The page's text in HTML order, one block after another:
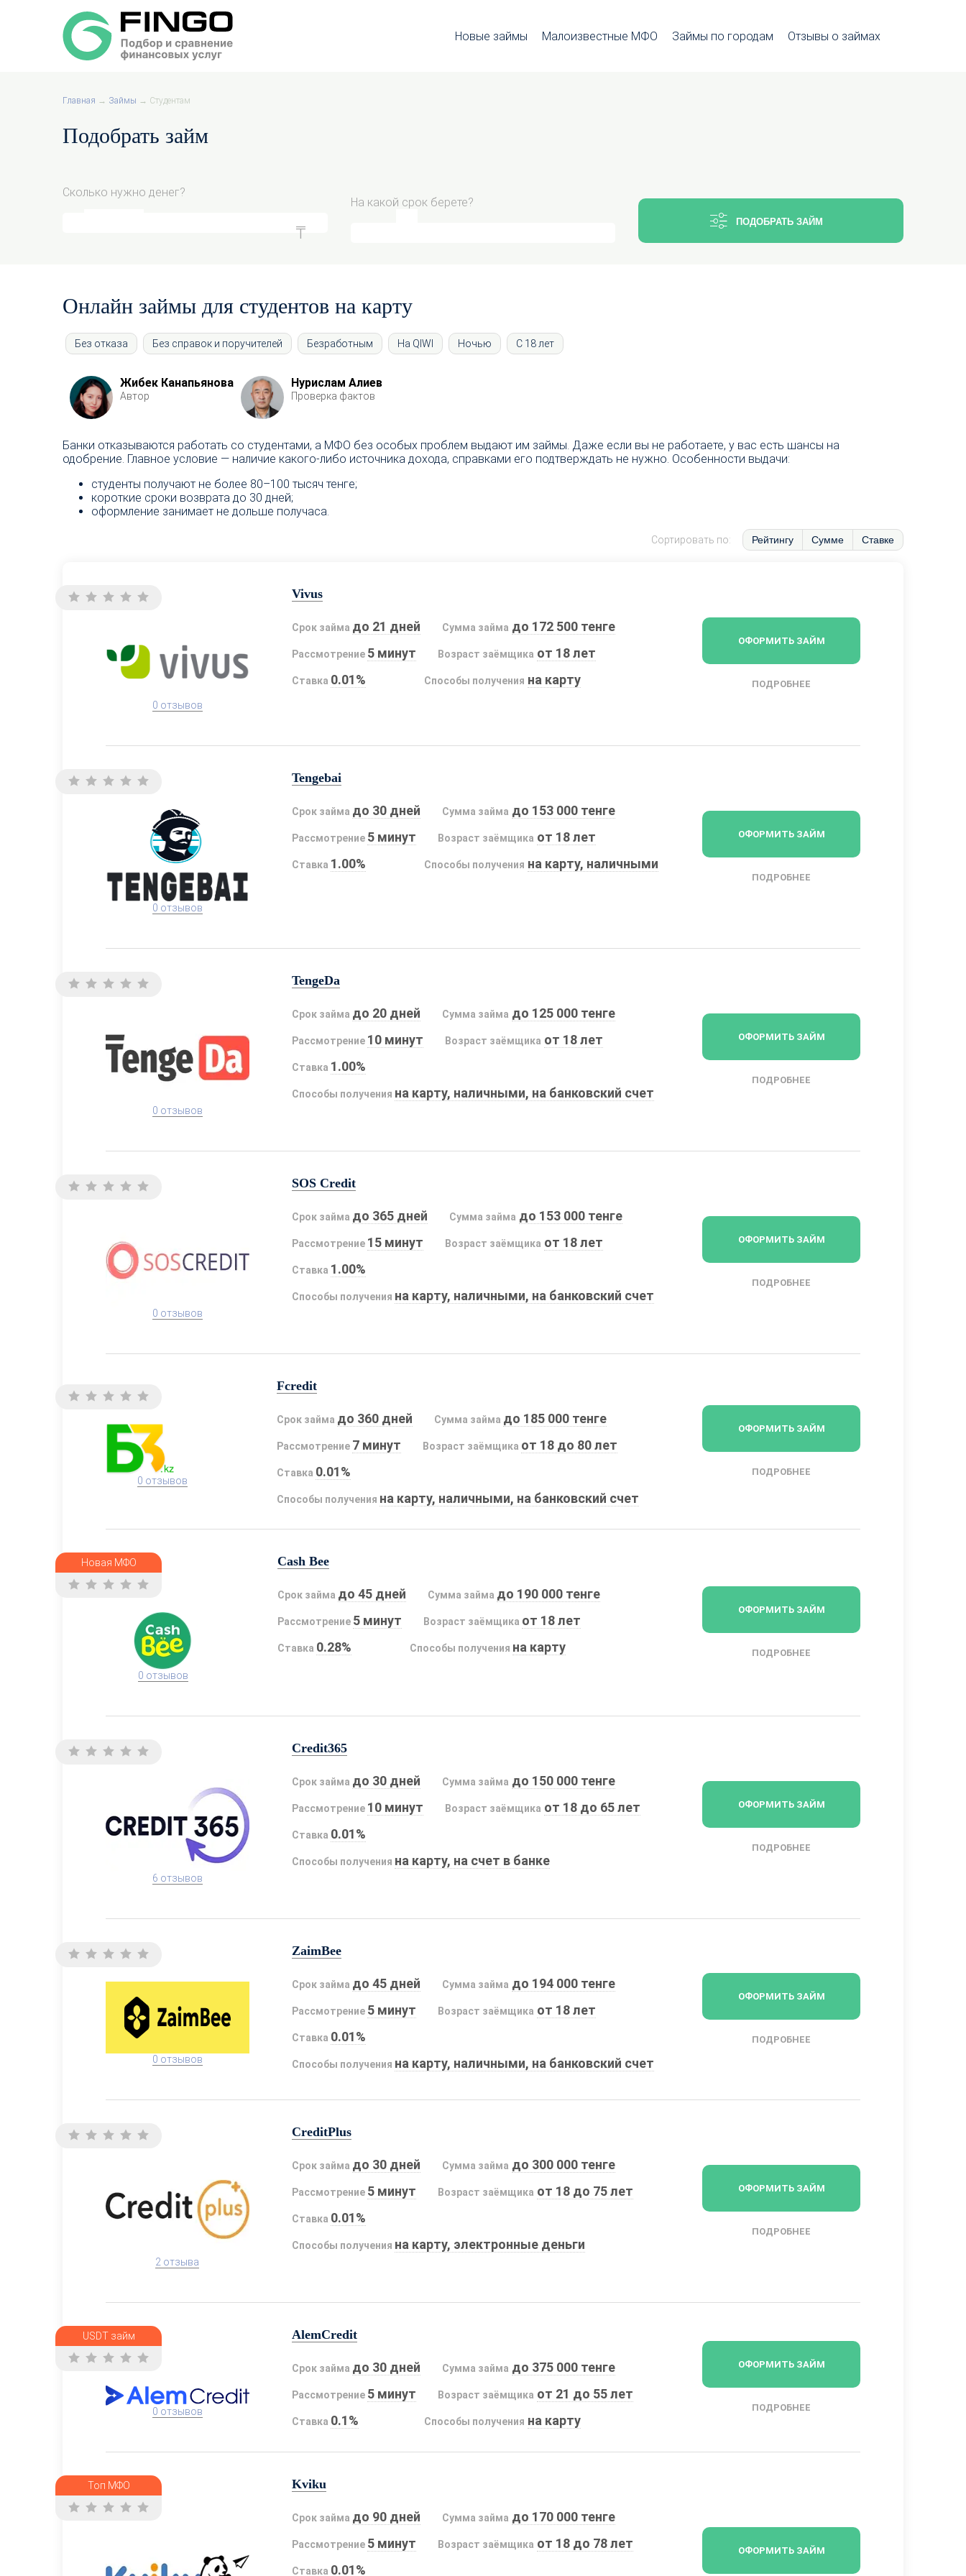
Новые займы Малоизвестные МФО Займы по городам Отзывы о займах
Главная → Займы → Студентам
Подобрать займ
Сколько нужно денег?
На какой срок берете?
ПОДОБРАТЬ ЗАЙМ
Онлайн займы для студентов на карту
Без отказа Без справок и поручителей Безработным На QIWI Ночью С 18 лет
Жибек Канапьянова
Автор
Нурислам Алиев
Проверка фактов
Банки отказываются работать со студентами, а МФО без особых проблем выдают им займы. Даже если вы не работаете, у вас есть шансы на
одобрение. Главное условие — наличие какого-либо источника дохода, справками его подтверждать не нужно. Особенности выдачи:
студенты получают не более 80–100 тысяч тенге;
короткие сроки возврата до 30 дней;
оформление занимает не дольше получаса.
Сортировать по: Рейтингу Сумме Ставке
0 отзывов
Vivus
Срок займа до 21 дней Сумма займа до 172 500 тенге
Рассмотрение 5 минут Возраст заёмщика от 18 лет
Ставка 0.01% Способы получения на карту
ОФОРМИТЬ ЗАЙМ
ПОДРОБНЕЕ
0 отзывов
Tengebai
Срок займа до 30 дней Сумма займа до 153 000 тенге
Рассмотрение 5 минут Возраст заёмщика от 18 лет
Ставка 1.00% Способы получения на карту, наличными
ОФОРМИТЬ ЗАЙМ
ПОДРОБНЕЕ
0 отзывов
TengeDa
Срок займа до 20 дней Сумма займа до 125 000 тенге
Рассмотрение 10 минут Возраст заёмщика от 18 лет
Ставка 1.00%
Способы получения на карту, наличными, на банковский счет
ОФОРМИТЬ ЗАЙМ
ПОДРОБНЕЕ
0 отзывов
SOS Credit
Срок займа до 365 дней Сумма займа до 153 000 тенге
Рассмотрение 15 минут Возраст заёмщика от 18 лет
Ставка 1.00%
Способы получения на карту, наличными, на банковский счет
ОФОРМИТЬ ЗАЙМ
ПОДРОБНЕЕ
0 отзывов
Fcredit
Срок займа до 360 дней Сумма займа до 185 000 тенге
Рассмотрение 7 минут Возраст заёмщика от 18 до 80 лет
Ставка 0.01%
Способы получения на карту, наличными, на банковский счет
ОФОРМИТЬ ЗАЙМ
ПОДРОБНЕЕ
Новая МФО
0 отзывов
Cash Bee
Срок займа до 45 дней Сумма займа до 190 000 тенге
Рассмотрение 5 минут Возраст заёмщика от 18 лет
Ставка 0.28% Способы получения на карту
ОФОРМИТЬ ЗАЙМ
ПОДРОБНЕЕ
6 отзывов
Credit365
Срок займа до 30 дней Сумма займа до 150 000 тенге
Рассмотрение 10 минут Возраст заёмщика от 18 до 65 лет
Ставка 0.01%
Способы получения на карту, на счет в банке
ОФОРМИТЬ ЗАЙМ
ПОДРОБНЕЕ
0 отзывов
ZaimBee
Срок займа до 45 дней Сумма займа до 194 000 тенге
Рассмотрение 5 минут Возраст заёмщика от 18 лет
Ставка 0.01%
Способы получения на карту, наличными, на банковский счет
ОФОРМИТЬ ЗАЙМ
ПОДРОБНЕЕ
2 отзыва
CreditPlus
Срок займа до 30 дней Сумма займа до 300 000 тенге
Рассмотрение 5 минут Возраст заёмщика от 18 до 75 лет
Ставка 0.01%
Способы получения на карту, электронные деньги
ОФОРМИТЬ ЗАЙМ
ПОДРОБНЕЕ
USDT займ
0 отзывов
AlemCredit
Срок займа до 30 дней Сумма займа до 375 000 тенге
Рассмотрение 5 минут Возраст заёмщика от 21 до 55 лет
Ставка 0.1% Способы получения на карту
ОФОРМИТЬ ЗАЙМ
ПОДРОБНЕЕ
Топ МФО Kviku
Срок займа до 90 дней Сумма займа до 170 000 тенге
Рассмотрение 5 минут Возраст заёмщика от 18 до 78 лет
Ставка 0.01%
ОФОРМИТЬ ЗАЙМ